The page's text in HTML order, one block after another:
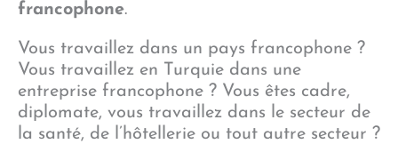
francophone.
Vous travaillez dans un pays francophone ?
Vous travaillez en Turquie dans une
entreprise francophone ? Vous êtes cadre,
diplomate, vous travaillez dans le secteur de
la santé, de l’hôtellerie ou tout autre secteur ?